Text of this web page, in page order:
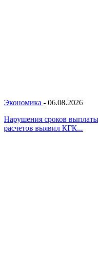
Экономика - 06.08.2026
Нарушения сроков
расчетов выявил КГК...